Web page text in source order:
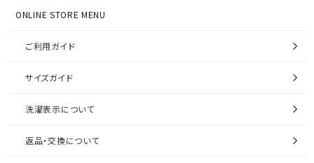
ONLINE STORE MENU
ご利用ガイド
サイズガイド
洗濯表示について
返品・交換について